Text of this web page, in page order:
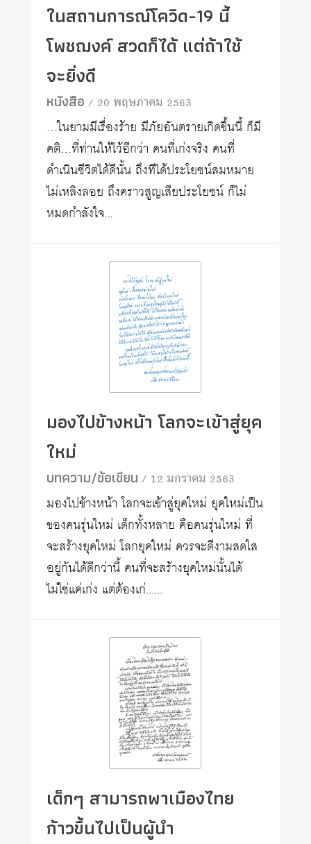
ในสถานการณ์โควิด-19 นี้
โพชฌงค์ สวดก็ได้ แต่ถ้าใช้
จะยิ่งดี
หนังสือ/ 20 พฤษภาคม 2563
…ในยามมีเรื่องร้าย มีภัยอันตรายเกิดขึ้นนี้ ก็มี
คติ…ที่ท่านให้ไว้อีกว่า คนที่เก่งจริง คนที่
ดำเนินชีวิตได้ดีนั้น ถึงทีได้ประโยชน์สมหมาย
ไม่เหลิงลอย ถึงคราวสูญเสียประโยชน์ ก็ไม่
หมดกำลังใจ...
มองไปข้างหน้า โลกจะเข้าสู่ยุค
ใหม่
บทความ/ข้อเขียน/ 12 มกราคม 2563
มองไปข้างหน้า โลกจะเข้าสู่ยุคใหม่ ยุคใหม่เป็น
ของคนรุ่นใหม่ เด็กทั้งหลาย คือคนรุ่นใหม่ ที่
จะสร้างยุคใหม่ โลกยุคใหม่ ควรจะดีงามสดใส
อยู่กันได้ดีกว่านี้ คนที่จะสร้างยุคใหม่นั้นได้
ไม่ใช่แค่เก่ง แต่ต้องเก่......
เด็กๆ สามารถพาเมืองไทย
ก้าวขึ้นไปเป็นผู้นำ